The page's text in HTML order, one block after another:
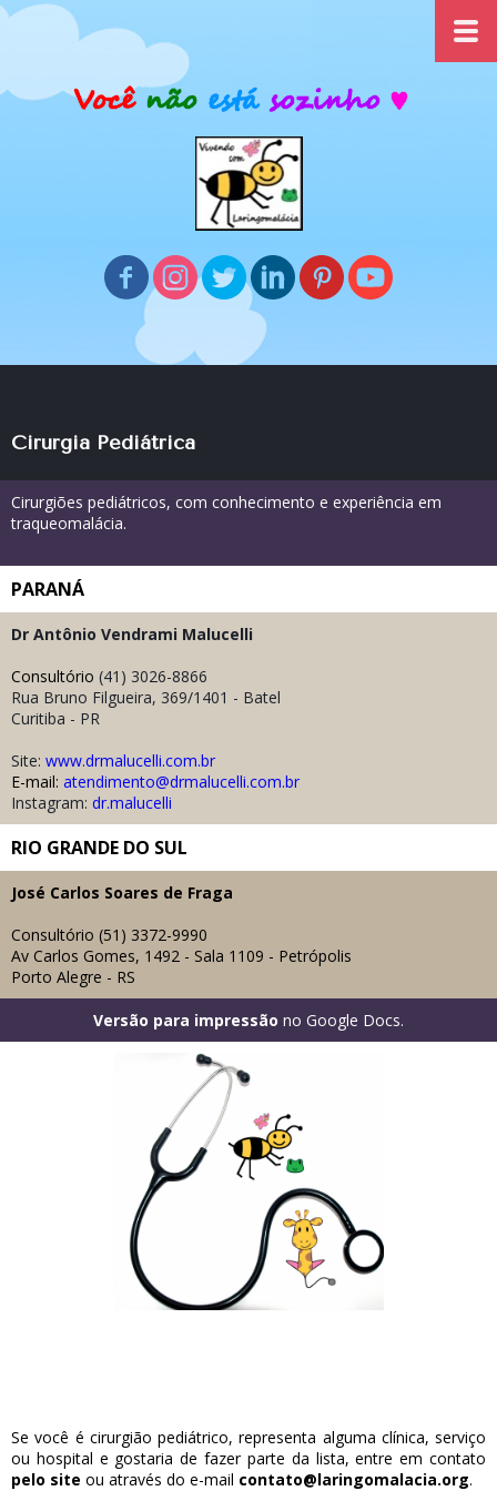
Cirurgia Pediátrica
Cirurgiões pediátricos, com conhecimento e experiência em
traqueomalácia.
PARANÁ
Dr Antônio Vendrami Malucelli
Consultório (41) 3026-8866
Rua Bruno Filgueira, 369/1401 - Batel
Curitiba - PR
Site: www.drmalucelli.com.br
E-mail: atendimento@drmalucelli.com.br
Instagram: dr.malucelli
RIO GRANDE DO SUL
José Carlos Soares de Fraga
Consultório (51) 3372-9990
Av Carlos Gomes, 1492 - Sala 1109 - Petrópolis
Porto Alegre - RS
Versão para impressão no Google Docs.
Se você é cirurgião pediátrico, representa alguma clínica, serviço
ou hospital e gostaria de fazer parte da lista, entre em contato
pelo site ou através do e-mail contato@laringomalacia.org.